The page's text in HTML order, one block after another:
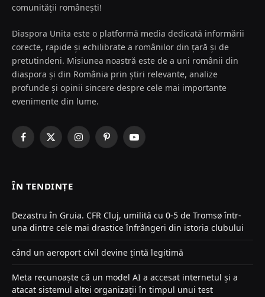
comunității românești!
Diaspora Unita este o platformă media dedicată informării
corecte, rapide și echilibrate a românilor din țară și de
pretutindeni. Misiunea noastră este de a uni românii din
diaspora și din România prin știri relevante, analize
profunde și opinii sincere despre cele mai importante
evenimente din lume.
Facebook
X
InstagramPinterestYouTube
ÎN TENDINȚE
Dezastru în Gruia. CFR Cluj, umilită cu 0-5 de Tromsø într-
una dintre cele mai drastice înfrângeri din istoria clubului
când un aeroport civil devine țintă legitimă
Meta recunoaște că un model AI a accesat internetul și a
atacat sistemul altei organizații în timpul unui test